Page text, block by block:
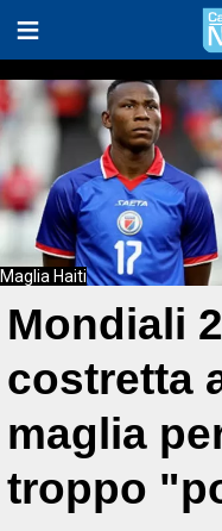
Maglia Haiti
Mondiali
costretta
maglia
troppo